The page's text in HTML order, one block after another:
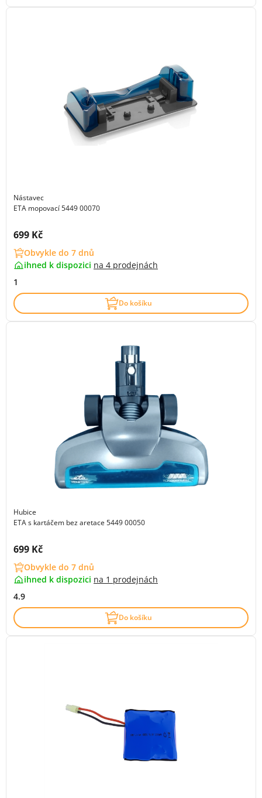
Nástavec
ETA mopovací 5449 00070
Cena s DPH:
699 Kč
Obvykle do 7 dnů
ihned k dispozici na 4 prodejnách
1
Do košíku
Hubice
ETA s kartáčem bez aretace 5449 00050
Cena s DPH:
699 Kč
Obvykle do 7 dnů
ihned k dispozici na 1 prodejnách
4.9
Do košíku